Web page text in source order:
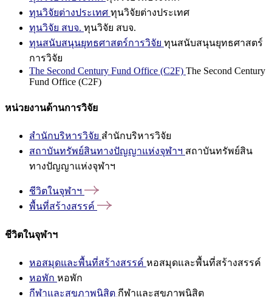
ทุนวิจัยต่างประเทศ ทุนวิจัยต่างประเทศ
ทุนวิจัย สบจ. ทุนวิจัย สบจ.
ทุนสนับสนุนยุทธศาสตร์การวิจัย ทุนสนับสนุนยุทธศาสตร์
การวิจัย
The Second Century Fund Office (C2F) The Second Century
Fund Office (C2F)
หน่วยงานด้านการวิจัย
สำนักบริหารวิจัย สำนักบริหารวิจัย
สถาบันทรัพย์สินทางปัญญาแห่งจุฬาฯ สถาบันทรัพย์สิน
ทางปัญญาแห่งจุฬาฯ
ชีวิตในจุฬาฯ
พื้นที่สร้างสรรค์
ชีวิตในจุฬาฯ
หอสมุดและพื้นที่สร้างสรรค์ หอสมุดและพื้นที่สร้างสรรค์
หอพัก หอพัก
กีฬาและสุขภาพนิสิต กีฬาและสุขภาพนิสิต